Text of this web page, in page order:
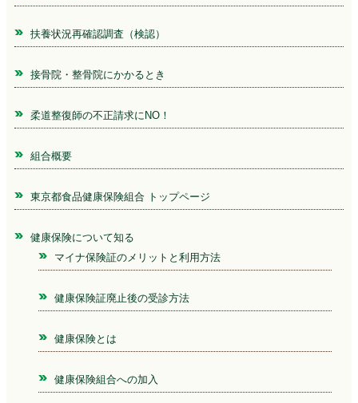
扶養状況再確認調査（検認）
接骨院・整骨院にかかるとき
柔道整復師の不正請求にNO！
組合概要
東京都食品健康保険組合 トップページ
健康保険について知る
マイナ保険証のメリットと利用方法
健康保険証廃止後の受診方法
健康保険とは
健康保険組合への加入